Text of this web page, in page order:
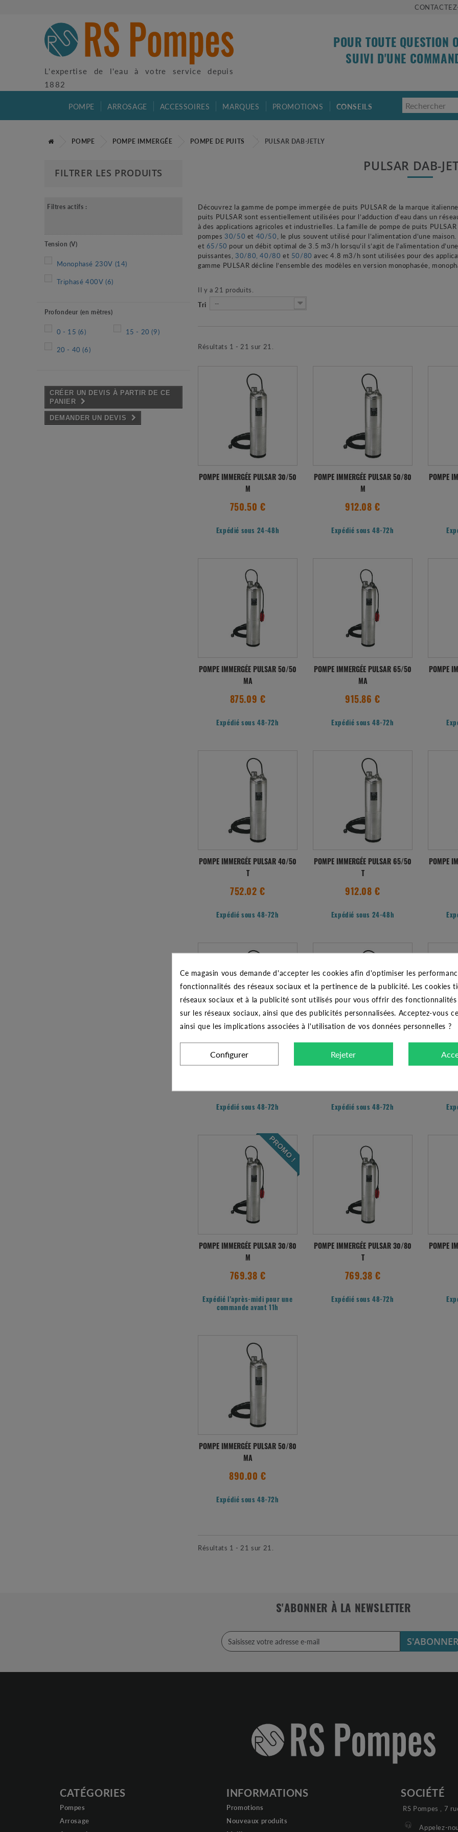
L'expertise de l'eau à votre service depuis
1882
POUR TOUTE QUESTION
SUIVI D'UNE
POMPE ARROSAGE ACCESSOIRES MARQUES PROMOTIONS CONSEILS
POMPE POMPE IMMERGÉE POMPE DE PUITS PULSAR DAB-JETLY
FILTRER LES PRODUITS
Filtres actifs :
Tension (V)
Monophasé 230V (14)
Triphasé 400V (6)
Profondeur (en mètres)
0 - 15 (6) 15 - 20 (9)
20 - 40 (6)
CRÉER UN DEVIS À PARTIR DE CE
PANIER
DEMANDER UN DEVIS
PULSAR DAB-
Découvrez la gamme de pompe immergée de puits PULSAR de la marque
puits PULSAR sont essentiellement utilisées pour l’adduction d’eau dans un
à des applications agricoles et industrielles. La famille de pompe de puits
pompes30/50 et 40/50 , le plus souvent utilisé pour l’alimentation d’une
et 65/50 pour un débit optimal de 3.5 m3/h lorsqu’il s’agit de l’alimentation
puissantes,30/80, 40/80 et 50/80 avec 4.8 m3/h sont utilisées pour des
gamme PULSAR décline l’ensemble des modèles en version monophasée,
Il y a 21 produits.
Tri --
Résultats 1 - 21 sur 21.
POMPE IMMERGÉE PULSAR 30/50
M
750.50 €
Expédié sous 24-48h
POMPE IMMERGÉE PULSAR 50/80
M
912.08 €
Expédié sous 48-72h
POMPE
POMPE IMMERGÉE PULSAR 50/50
MA
875.09 €
Expédié sous 48-72h
POMPE IMMERGÉE PULSAR 65/50
MA
915.86 €
Expédié sous 48-72h
POMPE
POMPE IMMERGÉE PULSAR 40/50
752.02 €
Expédié sous 48-72h
POMPE IMMERGÉE PULSAR 65/50
912.08 €
Expédié sous 24-48h
POMPE
POMPE IMMERGÉE PULSAR 50/50
M
Expédié sous 48-72h
POMPE IMMERGÉE PULSAR 50/50
T
Expédié sous 48-72h
POMPE
PROMO !
POMPE IMMERGÉE PULSAR 30/80
M
769.38 €
Expédié l'après-midi pour une
commande avant 11h
POMPE IMMERGÉE PULSAR 30/80
769.38 €
Expédié sous 48-72h
POMPE
POMPE IMMERGÉE PULSAR 50/80
MA
890.00 €
Expédié sous 48-72h
Résultats 1 - 21 sur 21.
S'ABONNER À LA NEWSLETTER
S'ABONNER
CATÉGORIES
Pompes
Arrosage
INFORMATIONS
Promotions
Nouveaux produits
SOCIÉTÉ
RS Pompes , 7
Appelez-
Ce magasin vous demande d'accepter les cookies afin d'optimiser les
fonctionnalités des réseaux sociaux et la pertinence de la publicité. Les cookies
réseaux sociaux et à la publicité sont utilisés pour vous offrir des fonctionnalités
sur les réseaux sociaux, ainsi que des publicités personnalisées. Acceptez-vous
ainsi que les implications associées à l'utilisation de vos données personnelles ?
Configurer Rejeter